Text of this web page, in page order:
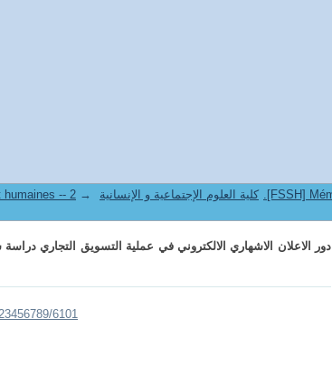
7. Faculté des sciences sociales et humaines -- كلية العلوم الإجتماعية و الإنسانية →
دور الاعلان الاشهاري الالكتروني في عملية التسويق التجاري
6101